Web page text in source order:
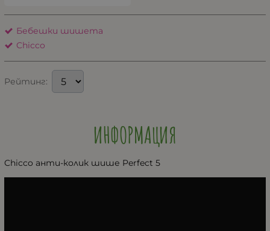
Бебешки шишета
Chicco
Рейтинг:
ИНФОРМАЦИЯ
Chicco анти-колик шише Perfect 5